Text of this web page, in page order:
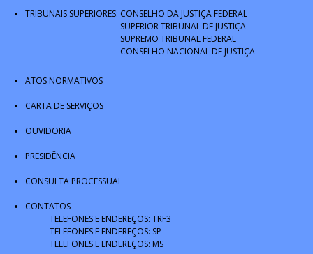
TRIBUNAIS SUPERIORES: CONSELHO DA JUSTIÇA FEDERAL
SUPERIOR TRIBUNAL DE JUSTIÇA
SUPREMO TRIBUNAL FEDERAL
CONSELHO NACIONAL DE JUSTIÇA
ATOS NORMATIVOS
CARTA DE SERVIÇOS
OUVIDORIA
PRESIDÊNCIA
CONSULTA PROCESSUAL
CONTATOS
TELEFONES E ENDEREÇOS: TRF3
TELEFONES E ENDEREÇOS: SP
TELEFONES E ENDEREÇOS: MS